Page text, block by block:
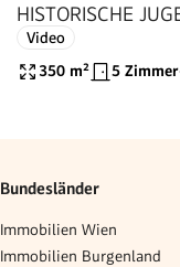
HISTORISCHE
WOHNGEGEND IM
Video
350 m² 5 Zimmer
Bundesländer
Immobilien Wien
Immobilien Burgenland